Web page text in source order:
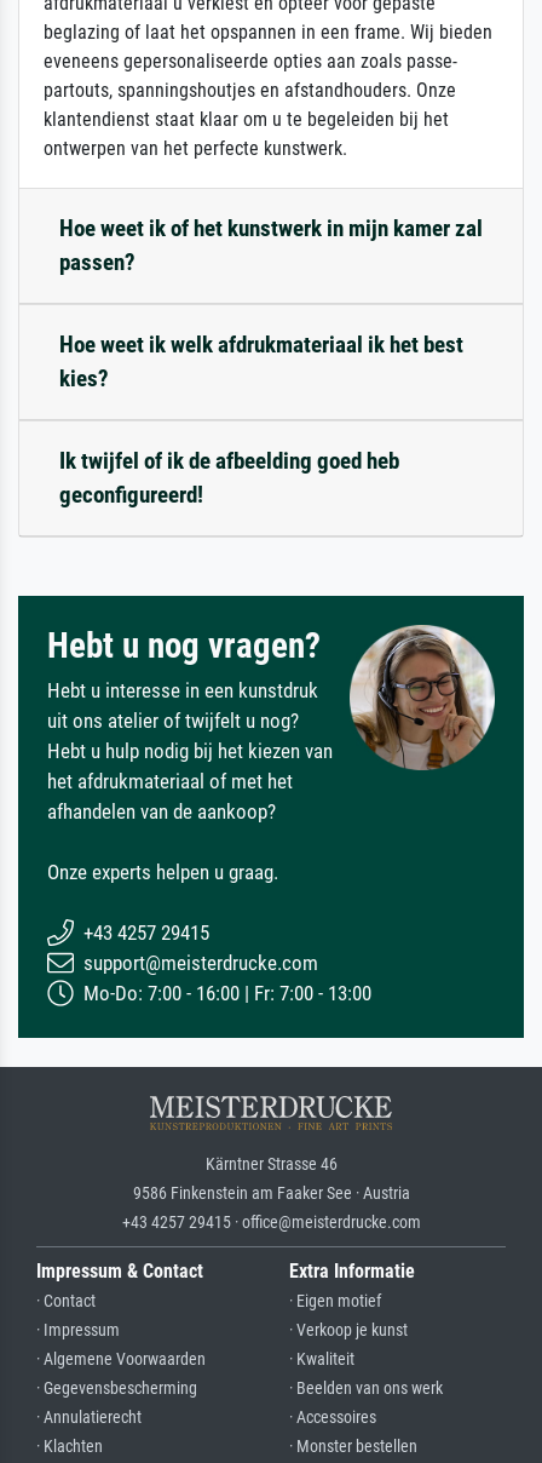
beglazing of laat het opspannen in een frame. Wij bieden
eveneens gepersonaliseerde opties aan zoals passe-
partouts, spanningshoutjes en afstandhouders. Onze
klantendienst staat klaar om u te begeleiden bij het
ontwerpen van het perfecte kunstwerk.
Hoe weet ik of het kunstwerk in mijn kamer zal
passen?
Hoe weet ik welk afdrukmateriaal ik het best
kies?
Ik twijfel of ik de afbeelding goed heb
geconfigureerd!
Hebt u nog vragen?
Hebt u interesse in een kunstdruk
uit ons atelier of twijfelt u nog?
Hebt u hulp nodig bij het kiezen van
het afdrukmateriaal of met het
afhandelen van de aankoop?
Onze experts helpen u graag.
+43 4257 29415
support@meisterdrucke.com
Mo-Do: 7:00 - 16:00 | Fr: 7:00 - 13:00
Kärntner Strasse 46
9586 Finkenstein am Faaker See · Austria
+43 4257 29415 · office@meisterdrucke.com
Impressum & Contact
· Contact
· Impressum
· Algemene Voorwaarden
· Gegevensbescherming
· Annulatierecht
· Klachten
Extra Informatie
· Eigen motief
· Verkoop je kunst
· Kwaliteit
· Beelden van ons werk
· Accessoires
· Monster bestellen